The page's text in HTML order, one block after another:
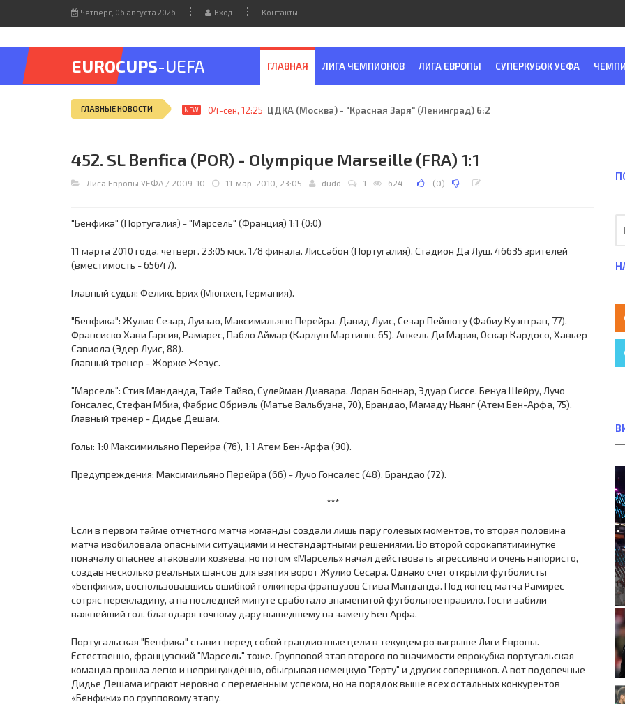
Четверг, 06 августа 2026 Вход Контакты
EUROCUPS-UEFA ГЛАВНАЯ ЛИГА ЧЕМПИОНОВ ЛИГА ЕВРОПЫ СУПЕРКУБОК УЕФА
ГЛАВНЫЕ НОВОСТИ NEW 04-сен, 12:25 ЦДКА (Москва) - "Красная Заря" (Ленинград) 6:2
452. SL Benfica (POR) - Olympique Marseille (FRA) 1:1
Лига Европы УЕФА / 2009-10 11-мар, 2010, 23:05 dudd 1 624 (0)
"Бенфика" (Португалия) - "Марсель" (Франция) 1:1 (0:0)
11 марта 2010 года, четверг. 23:05 мск. 1/8 финала. Лиссабон (Португалия). Стадион Да Луш. 46635 зрителей
(вместимость - 65647).
Главный судья: Феликс Брих (Мюнхен, Германия).
"Бенфика": Жулио Сезар, Луизао, Максимильяно Перейра, Давид Луис, Сезар Пейшоту (Фабиу Куэнтран, 77),
Франсиско Хави Гарсия, Рамирес, Пабло Аймар (Карлуш Мартинш, 65), Анхель Ди Мария, Оскар Кардосо, Хавьер
Савиола (Эдер Луис, 88).
Главный тренер - Жорже Жезус.
"Марсель": Стив Манданда, Тайе Тайво, Сулейман Диавара, Лоран Боннар, Эдуар Сиссе, Бенуа Шейру, Лучо
Гонсалес, Стефан Мбиа, Фабрис Обриэль (Матье Вальбуэна, 70), Брандао, Мамаду Ньянг (Атем Бен-Арфа, 75).
Главный тренер - Дидье Дешам.
Голы: 1:0 Максимильяно Перейра (76), 1:1 Атем Бен-Арфа (90).
Предупреждения: Максимильяно Перейра (66) - Лучо Гонсалес (48), Брандао (72).
***
Если в первом тайме отчётного матча команды создали лишь пару голевых моментов, то вторая половина
матча изобиловала опасными ситуациями и нестандартными решениями. Во второй сорокапятиминутке
поначалу опаснее атаковали хозяева, но потом «Марсель» начал действовать агрессивно и очень напористо,
создав несколько реальных шансов для взятия ворот Жулио Сесара. Однако счёт открыли футболисты
«Бенфики», воспользовавшись ошибкой голкипера французов Стива Манданда. Под конец матча Рамирес
сотряс перекладину, а на последней минуте сработало знаменитой футбольное правило. Гости забили
важнейший гол, благодаря точному дару вышедшему на замену Бен Арфа.
Португальская "Бенфика" ставит перед собой грандиозные цели в текущем розыгрыше Лиги Европы.
Естественно, французский "Марсель" тоже. Групповой этап второго по значимости еврокубка португальская
команда прошла легко и непринуждённо, обыгрывая немецкую "Герту" и других соперников. А вот подопечные
Дидье Дешама играют неровно с переменным успехом, но на порядок выше всех остальных конкурентов
«Бенфики» по групповому этапу.